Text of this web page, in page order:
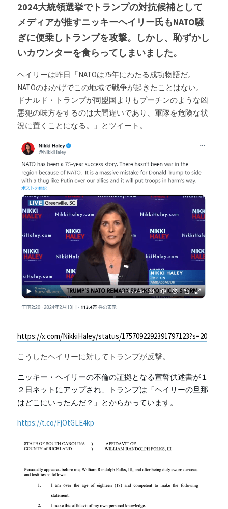
2024大統領選挙でトランプの対抗候補として
メディアが推すニッキーヘイリー氏もNATO騒
ぎに便乗しトランプを攻撃。しかし、恥ずかし
いカウンターを食らってしまいました。
ヘイリーは昨日「NATOは75年にわたる成功物語だ。
NATOのおかげでこの地域で戦争が起きたことはない。
ドナルド・トランプが同盟国よりもプーチンのような凶
悪犯の味方をするのは大間違いであり、軍隊を危険な状
況に置くことになる。」とツイート。
https://x.com/NikkiHaley/status/1757092292391797123?s=20
こうしたヘイリーに対してトランプが反撃。
ニッキー・ヘイリーの不倫の証拠となる宣誓供述書が１
２日ネットにアップされ、トランプは「ヘイリーの旦那
はどこにいったんだ？」とからかっています。
https://t.co/FjOtGLE4kp